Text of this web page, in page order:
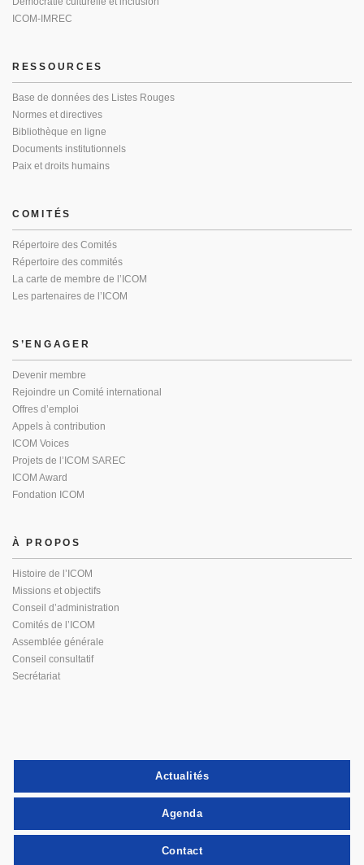
ICOM-IMREC
RESSOURCES
Base de données des Listes Rouges
Normes et directives
Bibliothèque en ligne
Documents institutionnels
Paix et droits humains
COMITÉS
Répertoire des Comités
Répertoire des commités
La carte de membre de l’ICOM
Les partenaires de l’ICOM
S’ENGAGER
Devenir membre
Rejoindre un Comité international
Offres d’emploi
Appels à contribution
ICOM Voices
Projets de l’ICOM SAREC
ICOM Award
Fondation ICOM
À PROPOS
Histoire de l’ICOM
Missions et objectifs
Conseil d’administration
Comités de l’ICOM
Assemblée générale
Conseil consultatif
Secrétariat
Actualités
Agenda
Contact